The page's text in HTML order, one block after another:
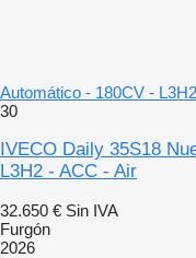
Automático - 180CV -
30
IVECO Daily 35S18
L3H2 - ACC - Air
32.650 € Sin IVA
Furgón
2026